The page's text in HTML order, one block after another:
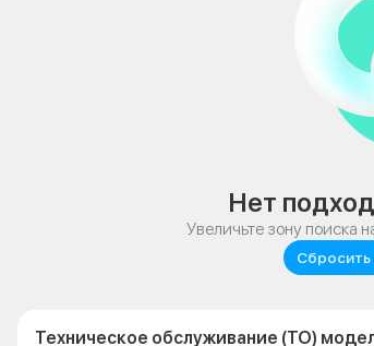
Нет
Увеличьте зону поиска
Техническое обслуживание (ТО)